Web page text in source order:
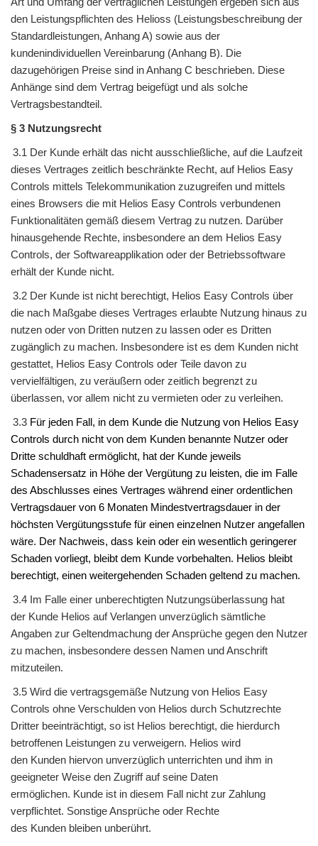
den Leistungspflichten des Helioss (Leistungsbeschreibung der
Standardleistungen, Anhang A) sowie aus der
kundenindividuellen Vereinbarung (Anhang B). Die
dazugehörigen Preise sind in Anhang C beschrieben. Diese
Anhänge sind dem Vertrag beigefügt und als solche
Vertragsbestandteil.
§ 3 Nutzungsrecht
3.1 Der Kunde erhält das nicht ausschließliche, auf die Laufzeit
dieses Vertrages zeitlich beschränkte Recht, auf Helios Easy
Controls mittels Telekommunikation zuzugreifen und mittels
eines Browsers die mit Helios Easy Controls verbundenen
Funktionalitäten gemäß diesem Vertrag zu nutzen. Darüber
hinausgehende Rechte, insbesondere an dem Helios Easy
Controls, der Softwareapplikation oder der Betriebssoftware
erhält der Kunde nicht.
3.2 Der Kunde ist nicht berechtigt, Helios Easy Controls über
die nach Maßgabe dieses Vertrages erlaubte Nutzung hinaus zu
nutzen oder von Dritten nutzen zu lassen oder es Dritten
zugänglich zu machen. Insbesondere ist es dem Kunden nicht
gestattet, Helios Easy Controls oder Teile davon zu
vervielfältigen, zu veräußern oder zeitlich begrenzt zu
überlassen, vor allem nicht zu vermieten oder zu verleihen.
3.3 Für jeden Fall, in dem Kunde die Nutzung von Helios Easy
Controls durch nicht von dem Kunden benannte Nutzer oder
Dritte schuldhaft ermöglicht, hat der Kunde jeweils
Schadensersatz in Höhe der Vergütung zu leisten, die im Falle
des Abschlusses eines Vertrages während einer ordentlichen
Vertragsdauer von 6 Monaten Mindestvertragsdauer in der
höchsten Vergütungsstufe für einen einzelnen Nutzer an­gefallen
wäre. Der Nachweis, dass kein oder ein wesentlich geringerer
Schaden vorliegt, bleibt dem Kunde vorbehalten. Helios bleibt
berechtigt, einen weitergehenden Schaden geltend zu machen.
3.4 Im Falle einer unberechtigten Nutzungsüberlassung hat
der Kunde Helios auf Verlangen unverzüglich sämtliche
Angaben zur Geltendmachung der Ansprüche gegen den Nutzer
zu machen, insbesondere dessen Namen und Anschrift
mitzuteilen.
3.5 Wird die vertragsgemäße Nutzung von Helios Easy
Controls ohne Verschulden von Helios durch Schutzrechte
Dritter beeinträchtigt, so ist Helios berechtigt, die hierdurch
betroffenen Leistungen zu verweigern. Helios wird
den Kunden hiervon unverzüglich unterrichten und ihm in
geeigneter Weise den Zugriff auf seine Daten
ermöglichen. Kunde ist in diesem Fall nicht zur Zahlung
verpflichtet. Sonstige Ansprüche oder Rechte
des Kunden bleiben unberührt.